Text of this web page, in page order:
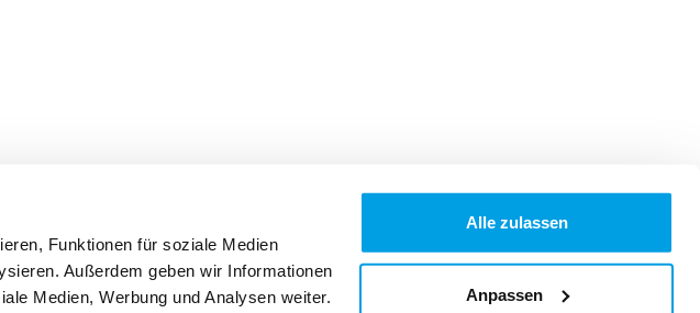
Funktionen für soziale Medien
Außerdem geben wir Informationen
Medien, Werbung und Analysen weiter.
Alle zulassen
Anpassen